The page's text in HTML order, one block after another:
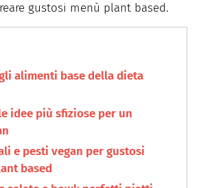
gustosi menù plant based.
alimenti base della dieta
idee più sfiziose per un
e pesti vegan per gustosi
based